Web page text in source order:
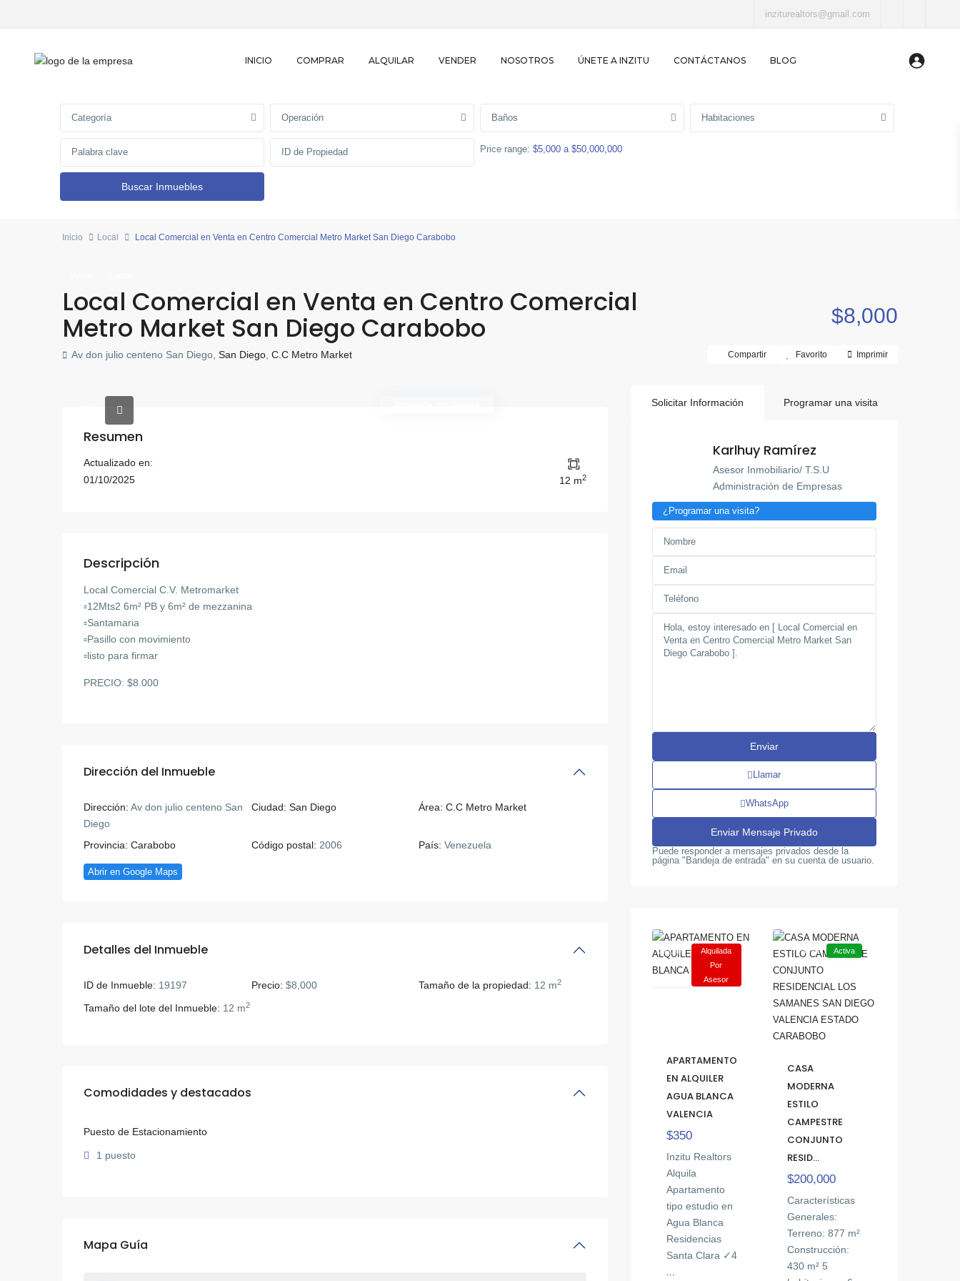
inziturealtors@gmail.com
INICIO COMPRAR ALQUILAR VENDER NOSOTROS ÚNETE A INZITU CONTÁCTANOS BLOG
Categoría Operación Baños Habitaciones
Price range: $5,000 a $50,000,000
Inicio Local Local Comercial en Venta en Centro Comercial Metro Market San Diego Carabobo
Local Comercial en Venta en Centro Comercial
Metro Market San Diego Carabobo $8,000
Av don julio centeno San Diego, San Diego C.C Metro Market Compartir Favorito Imprimir
Resumen
Actualizado en:
01/10/2025
12 m2
Descripción
Local Comercial C.V. Metromarket
▫️12Mts2 6m² PB y 6m² de mezzanina
▫️Santamaria
▫️Pasillo con movimiento
▫️listo para firmar
PRECIO: $8.000
Dirección del Inmueble
Dirección: Av don julio centeno San
Diego
Ciudad: San Diego Área: C.C Metro Market
Provincia: Carabobo Código postal: 2006 País: Venezuela
Abrir en Google Maps
Detalles del Inmueble
ID de Inmueble: 19197 Precio: $8,000 Tamaño de la propiedad: 12 m2
Tamaño del lote del Inmueble: 12 m2
Comodidades y destacados
Puesto de Estacionamiento
1 puesto
Mapa Guía
Solicitar Información Programar una visita
Karlhuy Ramírez
Asesor Inmobiliario/ T.S.U
Administración de Empresas
¿Programar una visita?
Llamar
WhatsApp
Puede responder a mensajes privados desde la
página "Bandeja de entrada" en su cuenta de usuario.
Alquiler
Alquilada
Por
Asesor
APARTAMENTO
EN ALQUILER
AGUA BLANCA
VALENCIA
$350
Inzitu Realtors
Alquila
Apartamento
tipo estudio en
Agua Blanca
Residencias
Santa Clara ✓4
...
San
Venta Activa
CASA
MODERNA
ESTILO
CAMPESTRE
CONJUNTO
RESID...
$200,000
Características
Generales:
Terreno: 877 m²
Construcción:
430 m² 5